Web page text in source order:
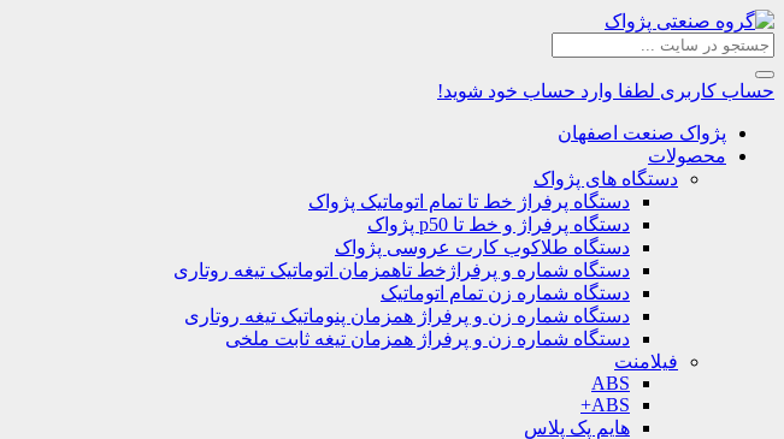
حساب کاربری لطفا وارد حساب خود شوید!
پژواک صنعت اصفهان
محصولات
دستگاه های پژواک
دستگاه پرفراژ خط تا تمام اتوماتیک پژواک
دستگاه پرفراژ و خط تا p50 پژواک
دستگاه طلاکوب کارت عروسی پژواک
دستگاه شماره و پرفراژخط تاهمزمان اتوماتیک تیغه روتاری
دستگاه شماره زن تمام اتوماتیک
دستگاه شماره زن و پرفراژ همزمان پنوماتیک تیغه روتاری
دستگاه شماره زن و پرفراژ همزمان تیغه ثابت ملخی
فیلامنت
ABS
ABS+
هایم پک پلاس